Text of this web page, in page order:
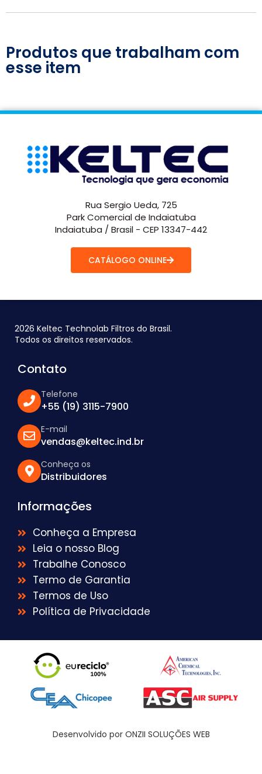
Produtos que trabalham com
esse item
Rua Sergio Ueda, 725
Park Comercial de Indaiatuba
Indaiatuba / Brasil - CEP 13347-442
CATÁLOGO ONLINE
2026 Keltec Technolab Filtros do Brasil.
Todos os direitos reservados.
Contato
Telefone
+55 (19) 3115-7900
E-mail
vendas@keltec.ind.br
Conheça os
Distribuidores
Informações
Conheça a Empresa
Leia o nosso Blog
Trabalhe Conosco
Termo de Garantia
Termos de Uso
Política de Privacidade
Desenvolvido por ONZII SOLUÇÕES WEB